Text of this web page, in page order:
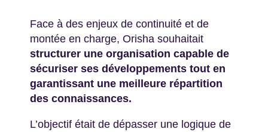
Face à des enjeux de continuité et de
montée en charge, Orisha souhaitait
structurer une organisation capable de
sécuriser ses développements tout en
garantissant une meilleure répartition
des connaissances.
L’objectif était de dépasser une logique de